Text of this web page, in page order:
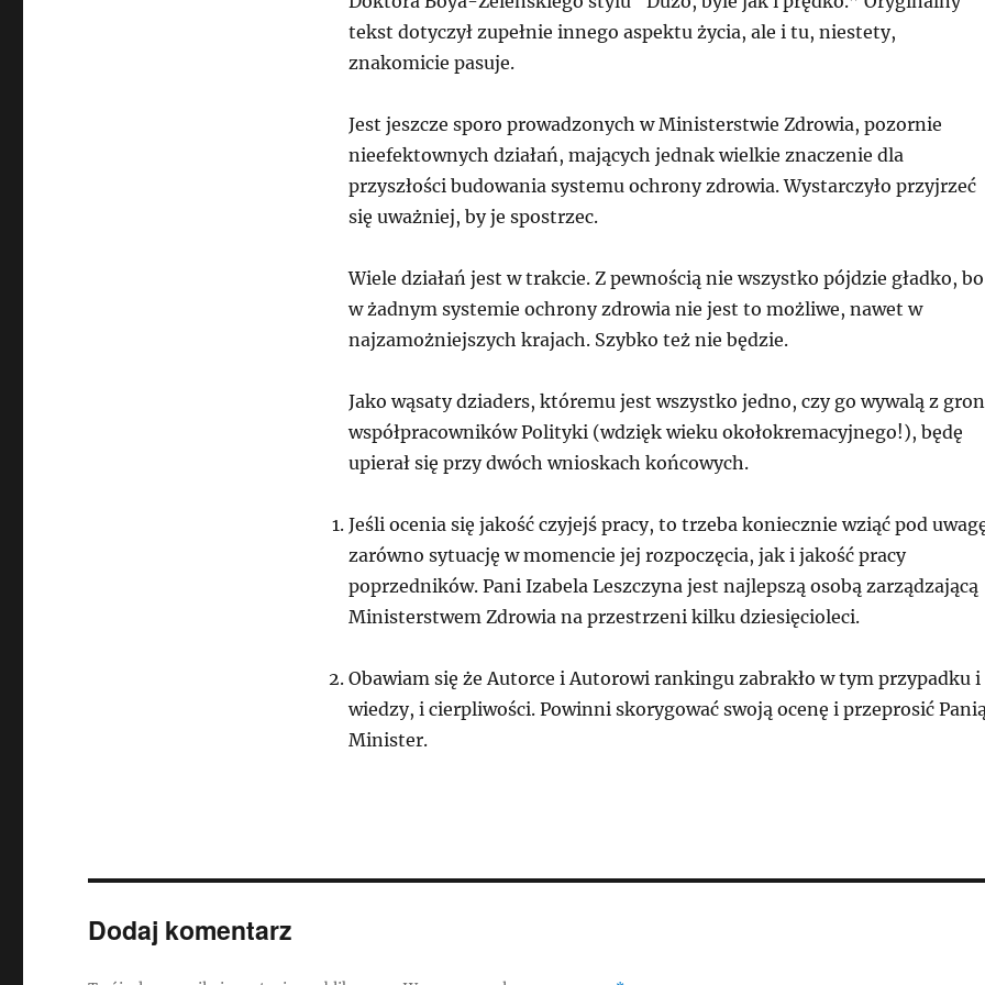
tekst dotyczył zupełnie innego aspektu życia, ale i tu, niestety,
znakomicie pasuje.
Jest jeszcze sporo prowadzonych w Ministerstwie Zdrowia, pozornie
nieefektownych działań, mających jednak wielkie znaczenie dla
przyszłości budowania systemu ochrony zdrowia. Wystarczyło przyjrzeć
się uważniej, by je spostrzec.
Wiele działań jest w trakcie. Z pewnością nie wszystko pójdzie gładko, bo
w żadnym systemie ochrony zdrowia nie jest to możliwe, nawet w
najzamożniejszych krajach. Szybko też nie będzie.
Jako wąsaty dziaders, któremu jest wszystko jedno, czy go wywalą z
współpracowników Polityki (wdzięk wieku okołokremacyjnego!), będę
upierał się przy dwóch wnioskach końcowych.
Jeśli ocenia się jakość czyjejś pracy, to trzeba koniecznie wziąć pod
zarówno sytuację w momencie jej rozpoczęcia, jak i jakość pracy
poprzedników. Pani Izabela Leszczyna jest najlepszą osobą zarządzającą
Ministerstwem Zdrowia na przestrzeni kilku dziesięcioleci.
Obawiam się że Autorce i Autorowi rankingu zabrakło w tym przypadku i
wiedzy, i cierpliwości. Powinni skorygować swoją ocenę i przeprosić
Minister.
Dodaj komentarz